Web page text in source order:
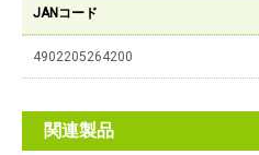
JANコード
4902205264200
関連製品